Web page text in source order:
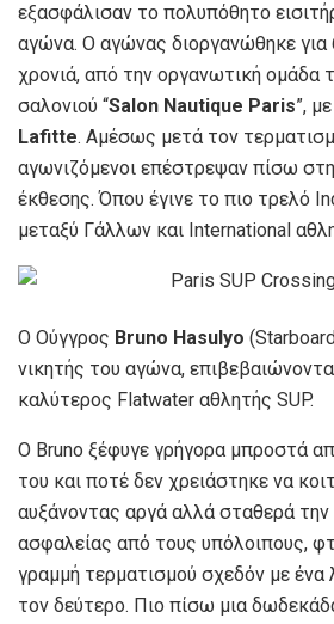
εξασφάλισαν το πολυπόθητο
αγώνα. Ο αγώνας διοργανώθηκε για
χρονιά, από την οργανωτική ομάδα
σαλονιού “Salon Nautique Paris”,
Lafitte. Αμέσως μετά τον
αγωνιζόμενοι επέστρεψαν πίσω
έκθεσης. Όπου έγινε το πιο τρελό
μεταξύ Γάλλων και International
Ο Ούγγρος Bruno Hasulyo
νικητής του αγώνα,
καλύτερος Flatwater αθλητής SUP.
Ο Bruno ξέφυγε γρήγορα μπροστά
του και ποτέ δεν χρειάστηκε να
αυξάνοντας αργά αλλά σταθερά
ασφαλείας από τους υπόλοιπους,
γραμμή τερματισμού σχεδόν με
τον δεύτερο. Πιο πίσω μια